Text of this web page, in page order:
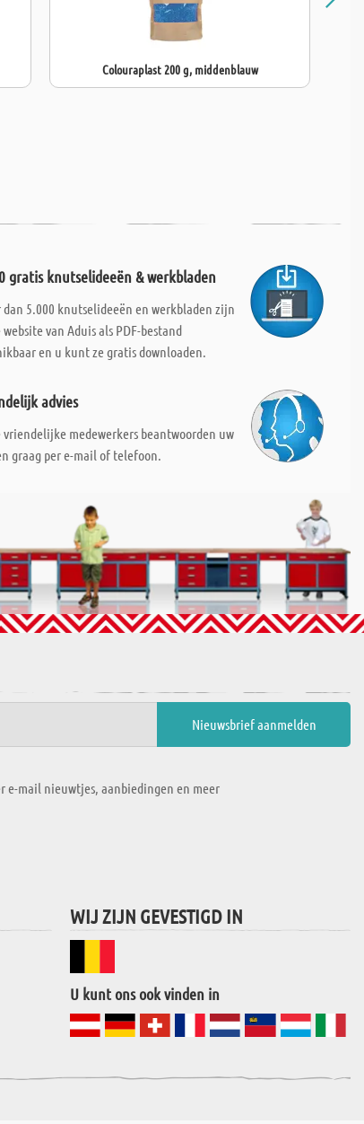
Colouraplast 200 g, middenblauw
gratis knutselideeën & werkbladen
dan 5.000 knutselideeën en werkbladen zijn
website van Aduis als PDF-bestand
en u kunt ze gratis downloaden.
advies
vriendelijke medewerkers beantwoorden uw
graag per e-mail of telefoon.
e-mail nieuwtjes, aanbiedingen en meer
WIJ ZIJN GEVESTIGD IN
U kunt ons ook vinden in